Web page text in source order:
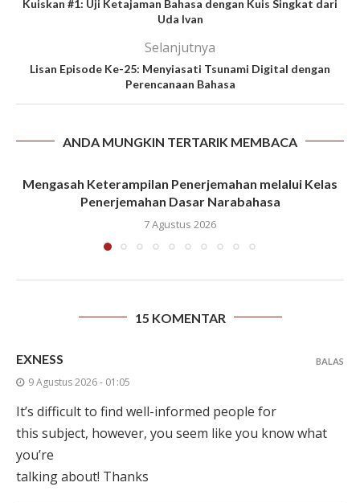
Kuiskan #1: Uji Ketajaman Bahasa dengan Kuis Singkat dari
Uda Ivan
Selanjutnya
Lisan Episode Ke-25: Menyiasati Tsunami Digital dengan
Perencanaan Bahasa
ANDA MUNGKIN TERTARIK MEMBACA
Mengasah Keterampilan Penerjemahan melalui Kelas
Penerjemahan Dasar Narabahasa
7 Agustus 2026
15 KOMENTAR
EXNESS
9 Agustus 2026 - 01:05
It’s difficult to find well-informed people for
this subject, however, you seem like you know what
you’re
talking about! Thanks
BALAS